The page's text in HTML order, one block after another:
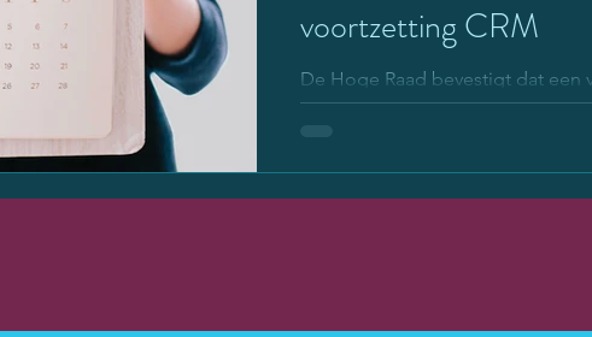
voortzetting CRM
De Hoge Raad bevestigt dat een
van een crisismaatregel dat op